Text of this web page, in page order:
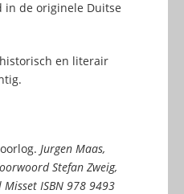
de originele Duitse
en literair
Jurgen Maas,
Stefan Zweig,
ISBN 978 9493